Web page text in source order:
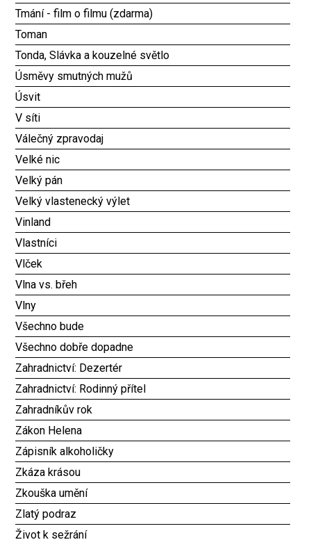
Tmání - film o filmu (zdarma)
Toman
Tonda, Slávka a kouzelné světlo
Úsměvy smutných mužů
Úsvit
V síti
Válečný zpravodaj
Velké nic
Velký pán
Velký vlastenecký výlet
Vinland
Vlastníci
Vlček
Vlna vs. břeh
Vlny
Všechno bude
Všechno dobře dopadne
Zahradnictví: Dezertér
Zahradnictví: Rodinný přítel
Zahradníkův rok
Zákon Helena
Zápisník alkoholičky
Zkáza krásou
Zkouška umění
Zlatý podraz
Život k sežrání